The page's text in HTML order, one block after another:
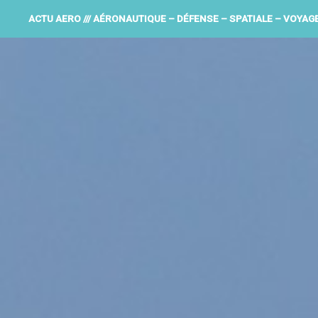
ACTU AERO /// AÉRONAUTIQUE – DÉFENSE – SPATIALE –